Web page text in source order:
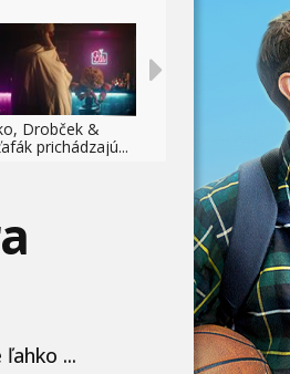
Drobček &
prichádzajú...
...